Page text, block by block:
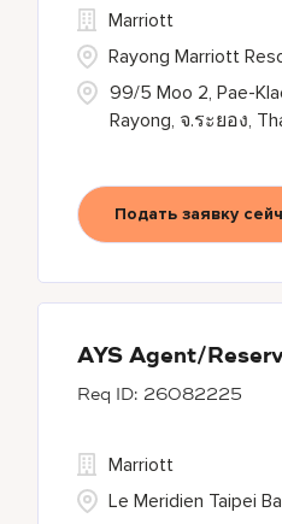
99/5 Moo 2, Pae-
Rayong, จ.ระยอง,
Marriott
Rayong Marriott
Подать заявку
AYS Agent/
26082225
Marriott
Le Meridien Taipei